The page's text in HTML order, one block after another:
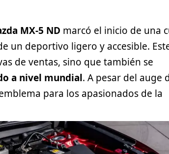
MX-5 ND marcó el inicio de una
un deportivo ligero y accesible.
de ventas, sino que también se
a nivel mundial. A pesar del auge
para los apasionados de la